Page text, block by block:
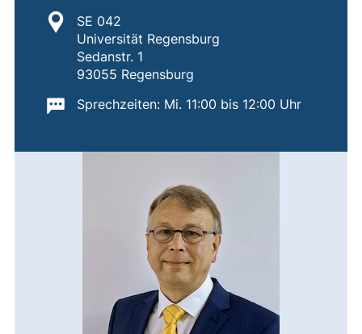
Standort:
SE 042
Universität Regensburg
Sedanstr. 1
93055 Regensburg
Wichtige Informationen:
Sprechzeiten: Mi. 11:00 bis 12:00 Uhr